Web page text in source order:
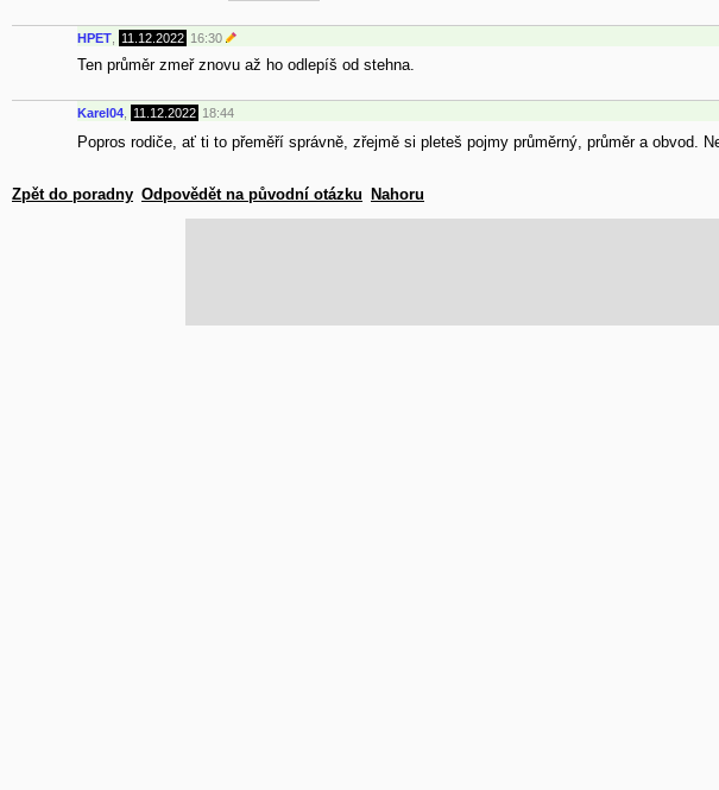
HPET 11.12.2022 16:30
Ten průměr zmeř znovu až ho odlepíš od stehna.
Karel04 11.12.2022 18:44
Popros rodiče, ať ti to přeměří správně, zřejmě si pleteš pojmy průměrný, průměr a obvod.
Zpět do poradny Odpovědět na původní otázku Nahoru